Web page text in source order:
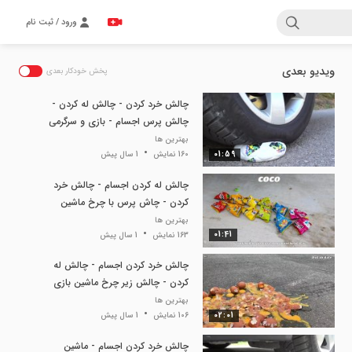
ورود / ثبت نام
ویدیو بعدی پخش خودکار بعدی
01:59
چالش خرد کردن - چالش له کردن -
چالش پرس اجسام - بازی و سرگرمی
بهترین ها
160 نمایش
1 سال پیش
01:41
چالش له کردن اجسام - چالش خرد
کردن - چاش پرس با چرخ ماشین
بهترین ها
163 نمایش
1 سال پیش
02:01
چالش خرد کردن اجسام - چالش له
کردن - چالش زیر چرخ ماشین بازی
بهترین ها
106 نمایش
1 سال پیش
چالش خرد کردن اجسام - ماشین